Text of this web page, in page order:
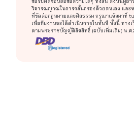
วิจารณญาณในการกลั่นกรองด้วยตนเอง และ
ที่ขัดต่อกฎหมายและศีลธรรม กรุณาแจ้งมาที่
เพื่อทีมงานจะได้ดำเนินการในทันที ทั้งนี้ ทาง
ตามพระราชบัญญัติลิขสิทธิ์ (ฉบับเพิ่มเติม) พ.ศ